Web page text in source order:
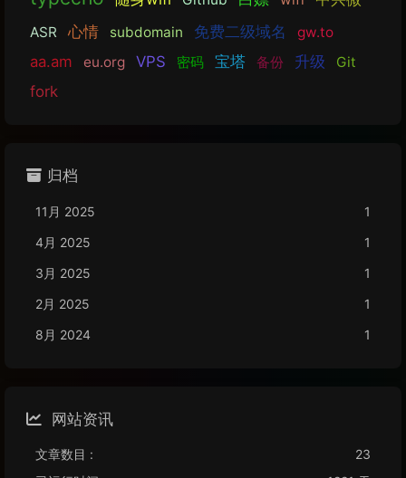
ASR 心情 subdomain 免费二级域名 gw.to
aa.am eu.org VPS 密码 宝塔 备份 升级 Git
fork
归档
11月 2025
1
4月 2025
1
3月 2025
1
2月 2025
1
8月 2024
1
网站资讯
文章数目 :
23